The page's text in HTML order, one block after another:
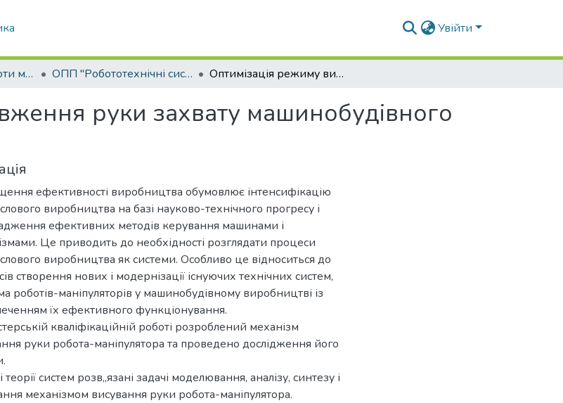
Увійти
Кваліфікаційні роботи магістрів ОПП "Робототехнічні системи і комплекси сільськогосподарського виробництва" Оптимізація режиму видовження руки захвату машинобудівного робота
руки захвату машинобудівного
ефективності виробництва обумовлює інтенсифікацію
виробництва на базі науково-технічного прогресу і
ефективних методів керування машинами і
Це приводить до необхідності розглядати процеси
виробництва як системи. Особливо це відноситься до
створення нових і модернізації існуючих технічних систем,
роботів-маніпуляторів у машинобудівному виробництві із
їх ефективного функціонування.
кваліфікаційній роботі розроблений механізм
руки робота-маніпулятора та проведено дослідження його
теорії систем розв„язані задачі моделювання, аналізу, синтезу і
механізмом висування руки робота-маніпулятора.